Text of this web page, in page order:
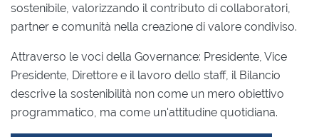
sostenibile, valorizzando il contributo di collaboratori,
partner e comunità nella creazione di valore condiviso.
Attraverso le voci della Governance: Presidente, Vice
Presidente, Direttore e il lavoro dello staff, il Bilancio
descrive la sostenibilità non come un mero obiettivo
programmatico, ma come un'attitudine quotidiana.